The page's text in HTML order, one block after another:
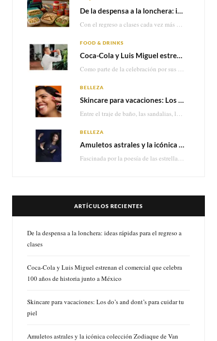
De la despensa a la lonchera: ideas rápidas para el regreso a clases
Con el regreso a clases cada vez más cerca, las familias comienzan a reorganizar horarios,…
FOOD & DRINKS
Coca-Cola y Luis Miguel estrenan el comercial que celebra 100 años de historia junto a México
Como parte de la celebración por sus primeros 100 años enMéxico, Coca-Cola presenta hoy el…
BELLEZA
Skincare para vacaciones: Los do’s and dont’s para cuidar tu piel
Entre el traje de baño, las sandalias, los lentes de sol y los looks que…
BELLEZA
Amuletos astrales y la icónica colección Zodiaque de Van Cleef & Arpels
Fascinada por la poesía de las estrellas, la Maison Van Cleef & Arpels celebra la llegada de las…
ARTÍCULOS RECIENTES
De la despensa a la lonchera: ideas rápidas para el regreso a
clases
Coca-Cola y Luis Miguel estrenan el comercial que celebra
100 años de historia junto a México
Skincare para vacaciones: Los do’s and dont’s para cuidar tu
piel
Amuletos astrales y la icónica colección Zodiaque de Van